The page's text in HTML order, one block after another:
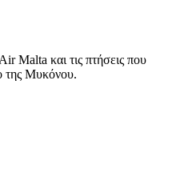
Malta και τις πτήσεις που
της Μυκόνου.